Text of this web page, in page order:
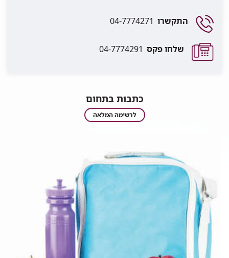
התקשרו 04-7774271
שלחו פקס 04-7774291
כתבות בתחום
כתבות
בתחום
לרשימה המלאה